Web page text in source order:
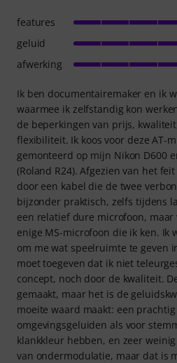
Ik ben documentairemaker en ik
waarmee ik zelfstandig kon
de beperkingen van prijs,
flexibiliteit. Ik koos voor deze AT-
gemonteerd op mijn Nikon D600
(Roland R24). Afgezien van het
door een kabel die de twee
bijzonder praktisch, zelfs tijdens
een relatief dure microfoon,
enige MS-microfoon die ik ken. Ik
om me wat speelruimte te geven
moet toegeven dat ik niet
concept, noch door de kwaliteit.
gemaakt, maar het is de
moeite waard maakt: een
omgevingsgeluiden als voor
klankkleur hebben, en zeer
van ondermodulatie, maar dat is
features
geluid
afwerking